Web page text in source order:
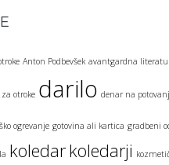
Anton Podbevšek avantgardna
otroke darilo denar na
ogrevanje gotovina ali kartica gradbeni
koledarkoledarji